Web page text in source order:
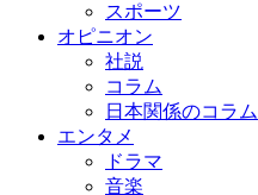
スポーツ
オピニオン
社説
コラム
日本関係のコラム
エンタメ
ドラマ
音楽